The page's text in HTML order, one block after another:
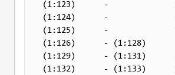
(1:123)      -              =
(1:124)      -              =
(1:125)      -              =
(1:126)      - (1:128)
(1:129)      - (1:131)
(1:132)      - (1:133)